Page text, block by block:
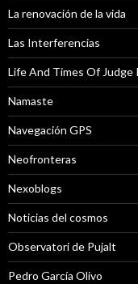
La renovación de la vida
Las Interferencias
Life And Times Of Judge
Namaste
Navegación GPS
Neofronteras
Nexoblogs
Noticias del cosmos
Observatori de Pujalt
Pedro García Olivo